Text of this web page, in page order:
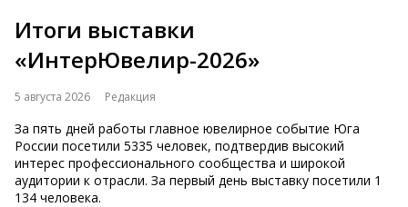
Итоги выставки
«ИнтерЮвелир-2026»
5 августа 2026 Редакция
За пять дней работы главное ювелирное событие Юга
России посетили 5335 человек, подтвердив высокий
интерес профессионального сообщества и широкой
аудитории к отрасли. За первый день выставку посетили 1
134 человека.